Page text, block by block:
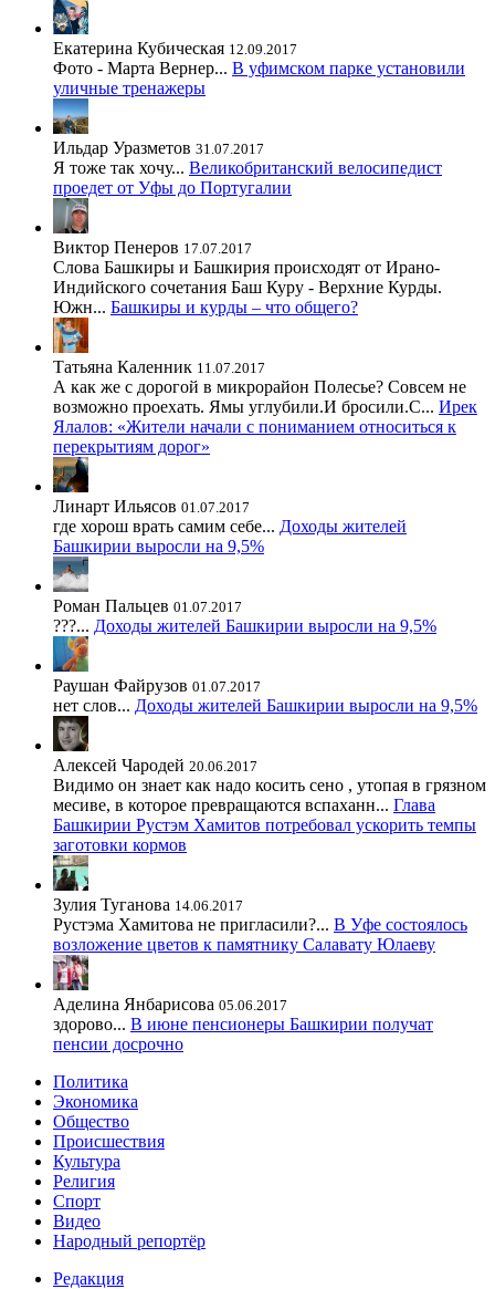
Екатерина Кубическая 12.09.2017
Фото - Марта Вернер... В уфимском парке установили
уличные тренажеры
Ильдар Уразметов 31.07.2017
Я тоже так хочу... Великобританский велосипедист
проедет от Уфы до Португалии
Виктор Пенеров 17.07.2017
Слова Башкиры и Башкирия происходят от Ирано-
Индийского сочетания Баш Куру - Верхние Курды.
Южн... Башкиры и курды – что общего?
Татьяна Каленник 11.07.2017
А как же с дорогой в микрорайон Полесье? Совсем не
возможно проехать. Ямы углубили.И бросили.С... Ирек
Ялалов: «Жители начали с пониманием относиться к
перекрытиям дорог»
Линарт Ильясов 01.07.2017
где хорош врать самим себе... Доходы жителей
Башкирии выросли на 9,5%
Роман Пальцев 01.07.2017
???... Доходы жителей Башкирии выросли на 9,5%
Раушан Файрузов 01.07.2017
нет слов... Доходы жителей Башкирии выросли на 9,5%
Алексей Чародей 20.06.2017
Видимо он знает как надо косить сено , утопая в грязном
месиве, в которое превращаются вспаханн... Глава
Башкирии Рустэм Хамитов потребовал ускорить темпы
заготовки кормов
Зулия Туганова 14.06.2017
Рустэма Хамитова не пригласили?... В Уфе состоялось
возложение цветов к памятнику Салавату Юлаеву
Аделина Янбарисова 05.06.2017
здорово... В июне пенсионеры Башкирии получат
пенсии досрочно
Политика
Экономика
Общество
Происшествия
Культура
Религия
Спорт
Видео
Народный репортёр
Редакция